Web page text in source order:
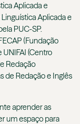
Aplicada e
Aplicada e
PUC-SP.
(Fundação
(Centro
Redação
de Redação e Inglês
aprender as
um espaço para